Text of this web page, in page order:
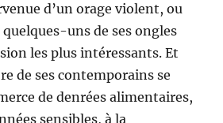
d’un orage violent, ou
uns de ses ongles
les plus intéressants. Et
de ses contemporains se
de denrées alimentaires,
sensibles, à la